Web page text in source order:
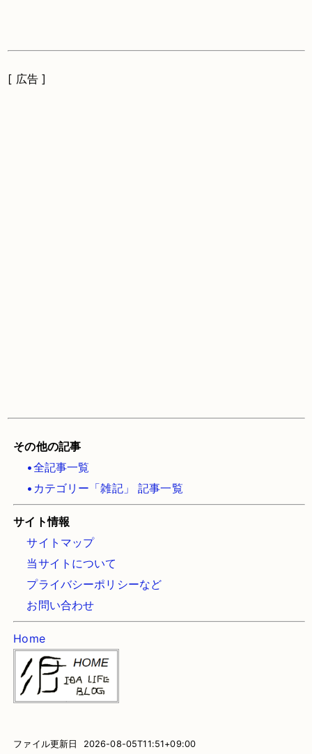
[ 広告 ]
その他の記事
•全記事一覧
•カテゴリー「雑記」 記事一覧
サイト情報
サイトマップ
当サイトについて
プライバシーポリシーなど
お問い合わせ
Home
ファイル更新日 2026-08-05T11:51+09:00